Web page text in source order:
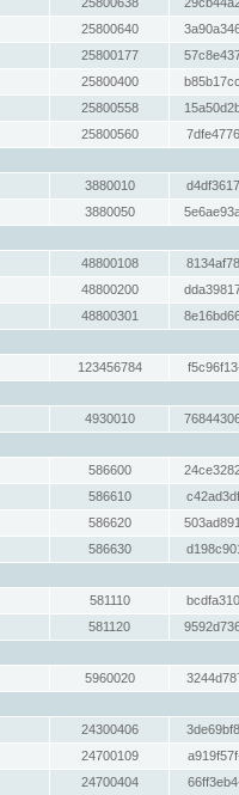
25800640
25800177
25800400
25800558
25800560
3880010
3880050
48800108
48800200
48800301
123456784
4930010
586600
586610
586620
586630
581110
581120
5960020
24300406
24700109
24700404